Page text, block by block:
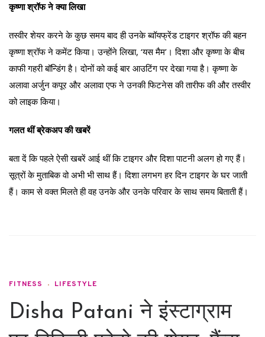
कृष्णा श्रॉफ ने क्या लिखा
तस्वीर शेयर करने के कुछ समय बाद ही उनके ब्वॉयफ्रेंड टाइगर श्रॉफ की बहन
कृष्णा श्रॉफ ने कमेंट किया। उन्होंने लिखा, ‘यस मैम’। दिशा और कृष्णा के बीच
काफी गहरी बॉन्डिंग है। दोनों को कई बार आउटिंग पर देखा गया है। कृष्णा के
अलावा अर्जुन कपूर और अलावा एफ ने उनकी फिटनेस की तारीफ की और तस्वीर
को लाइक किया।
गलत थीं ब्रेकअप की खबरें
बता दें कि पहले ऐसी खबरें आई थीं कि टाइगर और दिशा पाटनी अलग हो गए हैं।
सूत्रों के मुताबिक वो अभी भी साथ हैं। दिशा लगभग हर दिन टाइगर के घर जाती
हैं। काम से वक्त मिलते ही वह उनके और उनके परिवार के साथ समय बिताती हैं।
FITNESS LIFESTYLE
Disha Patani ने इंस्टाग्राम